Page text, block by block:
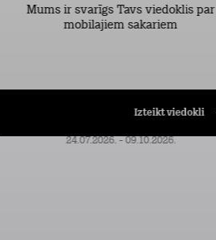
Mums ir svarīgs Tavs viedoklis par
mobilajiem sakariem
Izteikt viedokli
24.07.2026. - 09.10.2026.